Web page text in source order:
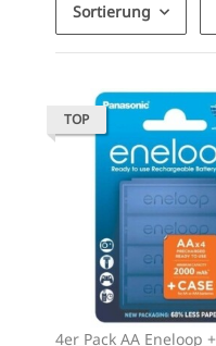
Sortierung
TOP
4er Pack AA Eneloop +